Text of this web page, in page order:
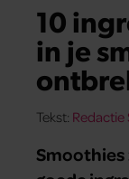
10
in je
Tekst: Redactie
Smoothies